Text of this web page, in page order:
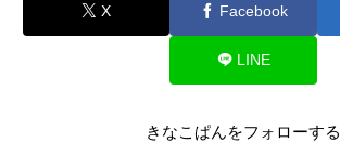
X Facebook
LINE
きなこぱんをフォローする